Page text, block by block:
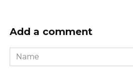
Add a comment
Name
*